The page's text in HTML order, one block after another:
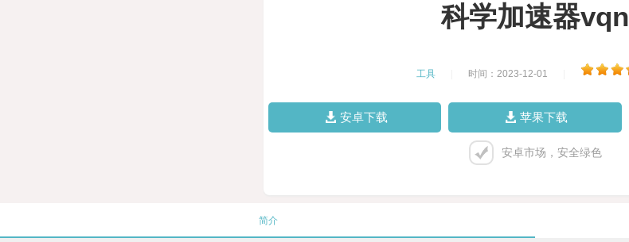
科学加速器vqn
工具 时间：2023-12-01
安卓下载 苹果下载
安卓市场，安全绿色
简介